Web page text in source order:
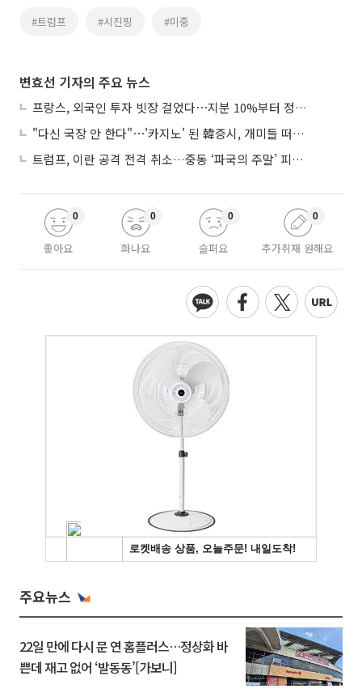
#트럼프 #시진핑 #미중
변효선 기자의 주요 뉴스
프랑스, 외국인 투자 빗장 걸었다⋯지분 10%부터 정부가 승인
"다신 국장 안 한다"⋯'카지노' 된 韓증시, 개미들 떠난다
트럼프, 이란 공격 전격 취소…중동 ‘파국의 주말’ 피했다
좋아요
0
화나요
0
슬퍼요
0
추가취재 원해요
0
주요뉴스
22일 만에 다시 문 연 홈플러스…정상화 바
쁜데 재고 없어 ‘발동동’[가보니]